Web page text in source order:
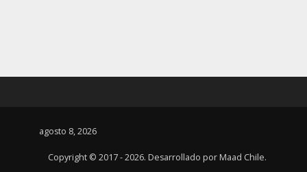
agosto 8, 2026
Copyright © 2017 - 2026. Desarrollado por Maad Chile.